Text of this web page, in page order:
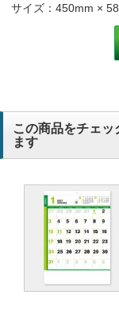
サイズ：450mm ×
この商品をチェ
ます